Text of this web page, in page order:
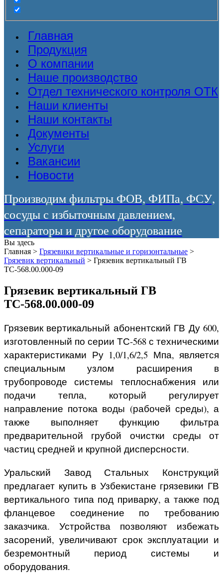
Главная
Продукция
О компании
Наше производство
Отдел технического контроля ОТК
Наши клиенты
Наши контакты
Документы
Услуги
Вакансии
Новости
Производим фильтры ФОВ, ФИПа, ФСУ,
сосуды с избыточным давлением,
сепараторы и другое оборудование
Вы здесь
Главная > Грязевики вертикальные и горизонтальные >
Грязевик вертикальный > Грязевик вертикальный ГВ
ТС-568.00.000-09
Грязевик вертикальный ГВ
ТС-568.00.000-09
Грязевик вертикальный абонентский ГВ Ду 600,
изготовленный по серии ТС-568 с техническими
характеристиками Ру 1,0/1,6/2,5 Мпа, является
специальным узлом расширения в
трубопроводе системы теплоснабжения или
подачи тепла, который регулирует
направление потока воды (рабочей среды), а
также выполняет функцию фильтра
предварительной грубой очистки среды от
частиц средней и крупной дисперсности.
Уральский Завод Стальных Конструкций
предлагает купить в Узбекистане грязевики ГВ
вертикального типа под приварку, а также под
фланцевое соединение по требованию
заказчика. Устройства позволяют избежать
засорений, увеличивают срок эксплуатации и
безремонтный период системы и
оборудования.